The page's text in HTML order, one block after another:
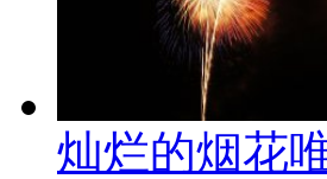
灿烂的烟花